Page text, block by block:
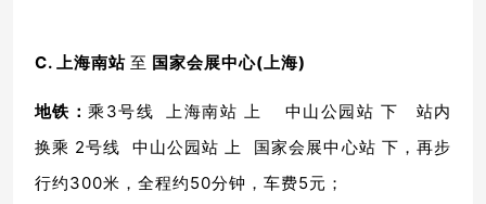
C. 上海南站 至 国家会展中心(上海)
地铁：乘3号线 上海南站 上 中山公园站 下 站内
换乘 2号线 中山公园站 上 国家会展中心站 下，再步
行约300米，全程约50分钟，车费5元；